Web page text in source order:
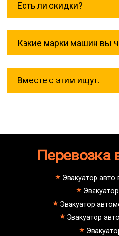
межгород на любое
Есть ли скидки?
можно получить
Какие марки машин вы
isuzu;
mitsubishi;
dongfeng;
малолитражные
Вместе с этим ищут:
автоматической
Как вызвать
манипулятора
Эвакуатор
буксровка
Как вызвать
подземного
Эвакуатор
недорого
Эвакуатор
Перевозка
Эвакуатор
Эвакуатор
Эвакуатор